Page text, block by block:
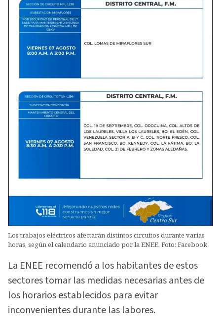
Los trabajos eléctricos afectarán distintos circuitos durante varias
horas, según el calendario anunciado por la ENEE. Foto: Facebook
La ENEE recomendó a los habitantes de estos
sectores tomar las medidas necesarias antes de
los horarios establecidos para evitar
inconvenientes durante las labores.